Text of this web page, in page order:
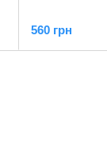
560 грн